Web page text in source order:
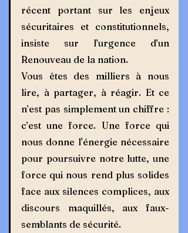
récent portant sur les enjeux
sécuritaires et constitutionnels,
insiste sur l’urgence d’un
Renouveau de la nation.
Vous êtes des milliers à nous
lire, à partager, à réagir. Et ce
n’est pas simplement un chiffre :
c’est une force. Une force qui
nous donne l'énergie nécessaire
pour poursuivre notre lutte, une
force qui nous rend plus solides
face aux silences complices, aux
discours maquillés, aux faux-
semblants de sécurité.